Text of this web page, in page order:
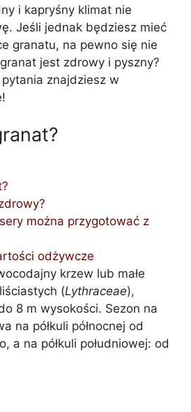
i kapryśny klimat nie
Jeśli jednak będziesz mieć
granatu, na pewno się nie
jest zdrowy i pyszny?
znajdziesz w
można przygotować z
odżywcze
krzew lub małe
(Lythraceae),
8 m wysokości. Sezon na
na półkuli północnej od
a na półkuli południowej: od